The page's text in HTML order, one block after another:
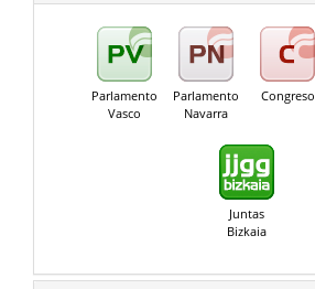
Parlamento
Vasco
Parlamento
Navarra
Congreso
Juntas
Bizkaia